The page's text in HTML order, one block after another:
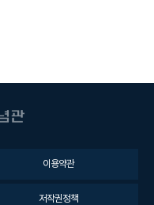
이용약관
저작권정책